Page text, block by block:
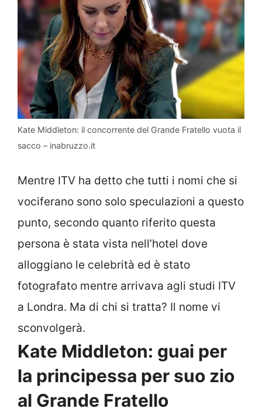
Kate Middleton: il concorrente del Grande Fratello vuota il
sacco – inabruzzo.it
Mentre ITV ha detto che tutti i nomi che si
vociferano sono solo speculazioni a questo
punto, secondo quanto riferito questa
persona è stata vista nell’hotel dove
alloggiano le celebrità ed è stato
fotografato mentre arrivava agli studi ITV
a Londra. Ma di chi si tratta? Il nome vi
sconvolgerà.
Kate Middleton: guai per
la principessa per suo zio
al Grande Fratello